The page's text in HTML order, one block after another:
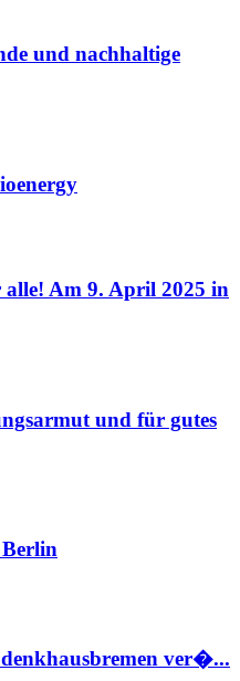
und nachhaltige
Am 9. April 2025 in
und für gutes
ver�...